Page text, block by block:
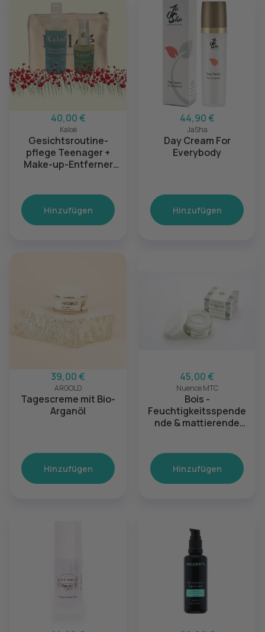
40,00 €
Kaloé
Gesichtsroutine-
pflege Teenager +
Make-up-Entferner
Hinzufügen
44,90 €
JaSha
Day Cream For
Everybody
Hinzufügen
39,00 €
ARGOLD
Tagescreme mit Bio-
Arganöl
Hinzufügen
45,00 €
Nuence MTC
Bois -
Feuchtigkeitsspende
nde & mattierende
Hinzufügen